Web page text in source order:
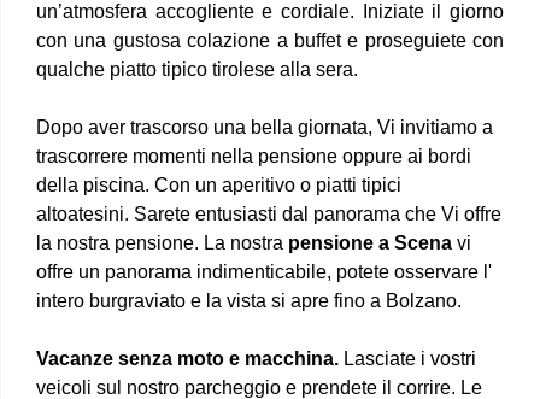
un’atmosfera accogliente e cordiale. Iniziate il giorno
con una gustosa colazione a buffet e proseguiete con
qualche piatto tipico tirolese alla sera.
Dopo aver trascorso una bella giornata, Vi invitiamo a
trascorrere momenti nella pensione oppure ai bordi
della piscina. Con un aperitivo o piatti tipici
altoatesini. Sarete entusiasti dal panorama che Vi offre
la nostra pensione. La nostra pensione a Scena vi
offre un panorama indimenticabile, potete osservare l'
intero burgraviato e la vista si apre fino a Bolzano.
Vacanze senza moto e macchina. Lasciate i vostri
veicoli sul nostro parcheggio e prendete il corrire. Le